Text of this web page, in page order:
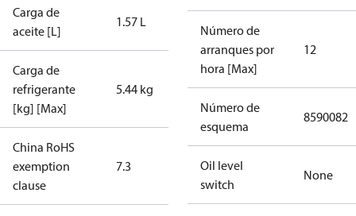
Carga de
aceite [L]
1.57 L
Carga de
refrigerante
[kg] [Max]
5.44 kg
China RoHS
exemption
clause
7.3
Número de
arranques por
hora [Max]
12
Número de
esquema
8590082
Oil level
switch
None